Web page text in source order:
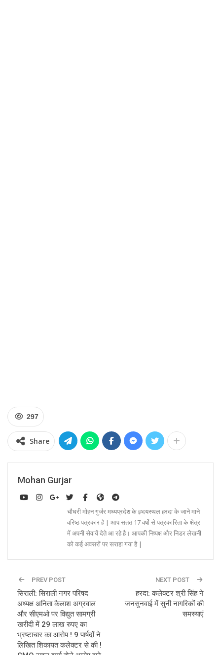
297
Share
Mohan Gurjar
चौधरी मोहन गुर्जर मध्यप्रदेश के ह्र्दयस्थल हरदा के जाने माने
वरिष्ठ पत्रकार है | आप सतत 17 वर्षो से पत्रकारिता के क्षेत्र
में अपनी सेवायें देते आ रहे है। आपकी निष्पक्ष और निडर लेखनी
को कई अवसरों पर सराहा गया है |
PREV POST
सिराली: सिराली नगर परिषद
अध्यक्ष अनिता कैलाश अग्रवाल
और सीएमओ पर विद्युत सामग्री
खरीदी में 29 लाख रुपए का
भ्रष्टाचार का आरोप ! 9 पार्षदों ने
लिखित शिकायत कलेक्टर से की !
NEXT POST
हरदा: कलेक्टर श्री सिंह ने
जनसुनवाई में सुनी नागरिकों की
समस्याएं